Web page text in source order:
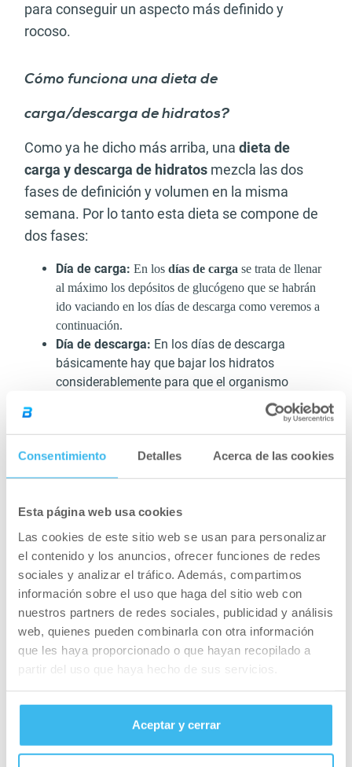
Consentimiento Detalles Acerca de las cookies
Esta página web usa cookies
Las cookies de este sitio web se usan para personalizar
el contenido y los anuncios, ofrecer funciones de redes
sociales y analizar el tráfico. Además, compartimos
información sobre el uso que haga del sitio web con
nuestros partners de redes sociales, publicidad y análisis
web, quienes pueden combinarla con otra información
que les haya proporcionado o que hayan recopilado a
partir del uso que haya hecho de sus servicios.
Aceptar y cerrar
para conseguir un aspecto más definido y
rocoso.
Cómo funciona una dieta de
carga/descarga de hidratos?
Como ya he dicho más arriba, una dieta de
carga y descarga de hidratos mezcla las dos
fases de definición y volumen en la misma
semana. Por lo tanto esta dieta se compone de
dos fases:
Día de carga: En los días de carga se trata de llenar
al máximo los depósitos de glucógeno que se habrán
ido vaciando en los días de descarga como veremos a
continuación.
Día de descarga: En los días de descarga
básicamente hay que bajar los hidratos
considerablemente para que el organismo
comience el proceso de degradación de las
grasas. Obviamente también perderemos algo de
glucógeno, pero como son periodos cortos no
hay riesgo de perder masa muscular.